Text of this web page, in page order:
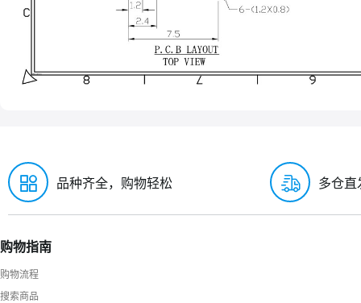
品种齐全，购物轻松 多仓直
购物指南
购物流程
搜索商品